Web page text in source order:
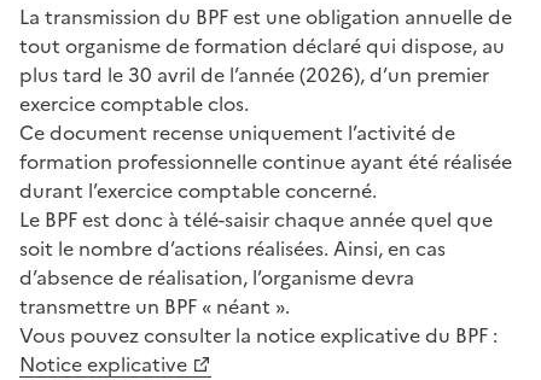
La transmission du BPF est une obligation annuelle de
tout organisme de formation déclaré qui dispose, au
plus tard le 30 avril de l’année (2026), d’un premier
exercice comptable clos.
Ce document recense uniquement l’activité de
formation professionnelle continue ayant été réalisée
durant l’exercice comptable concerné.
Le BPF est donc à télé-saisir chaque année quel que
soit le nombre d’actions réalisées. Ainsi, en cas
d’absence de réalisation, l’organisme devra
transmettre un BPF « néant ».
Vous pouvez consulter la notice explicative du BPF :
Notice explicative